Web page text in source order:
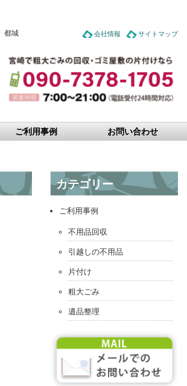
都城
会社情報 サイトマップ
ご利用事例 お問い合わせ
カテゴリー
ご利用事例
不用品回収
引越しの不用品
片付け
粗大ごみ
遺品整理